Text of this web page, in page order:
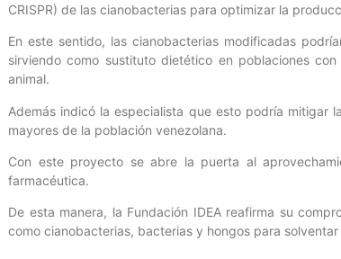
CRISPR) de las cianobacterias para optimizar la
En este sentido, las cianobacterias modificadas
sirviendo como sustituto dietético en poblaciones
animal.
Además indicó la especialista que esto podría mitigar
mayores de la población venezolana.
Con este proyecto se abre la puerta al
farmacéutica.
De esta manera, la Fundación IDEA reafirma su
como cianobacterias, bacterias y hongos para